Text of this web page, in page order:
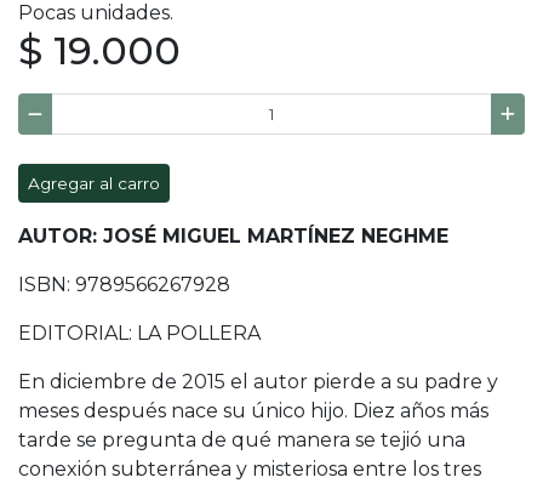
Pocas unidades.
$ 19.000
Agregar al carro
AUTOR: JOSÉ MIGUEL MARTÍNEZ NEGHME
ISBN: 9789566267928
EDITORIAL: LA POLLERA
En diciembre de 2015 el autor pierde a su padre y
meses después nace su único hijo. Diez años más
tarde se pregunta de qué manera se tejió una
conexión subterránea y misteriosa entre los tres